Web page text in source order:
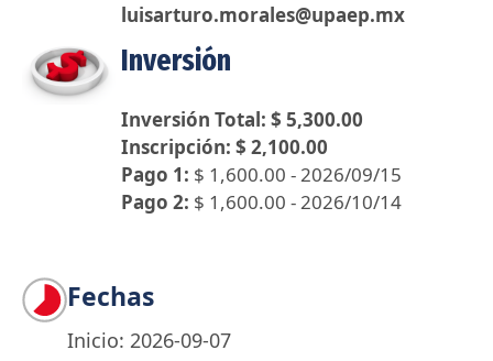
luisarturo.morales@upaep.mx
Inversión
Inversión Total: $ 5,300.00
Inscripción: $ 2,100.00
Pago 1: $ 1,600.00 - 2026/09/15
Pago 2: $ 1,600.00 - 2026/10/14
Fechas
Inicio: 2026-09-07